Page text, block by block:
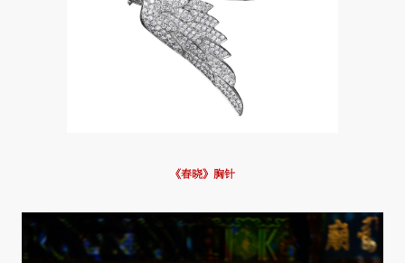
《春晓》胸针